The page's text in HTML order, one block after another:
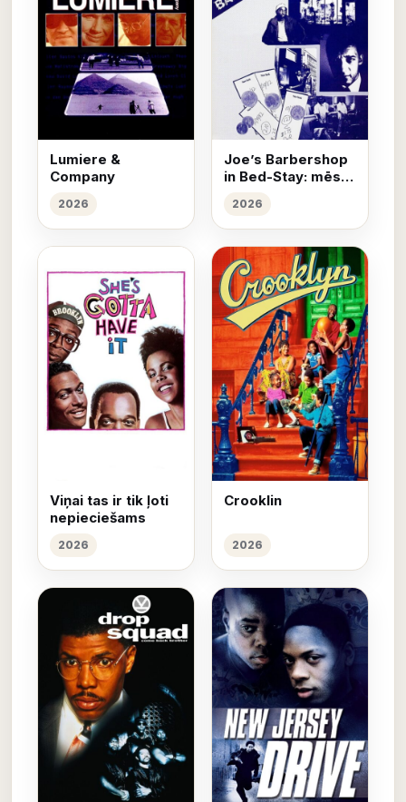
Lumiere &
Company
2026
Joe’s Barbershop
in Bed-Stay: mēs
2026
Viņai tas ir tik ļoti
nepieciešams
2026
Crooklin
2026